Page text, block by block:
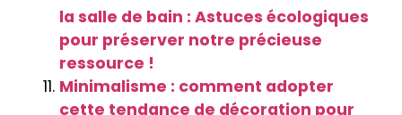
la salle de bain : Astuces écologiques
pour préserver notre précieuse
ressource !
Minimalisme : comment adopter
cette tendance de décoration pour